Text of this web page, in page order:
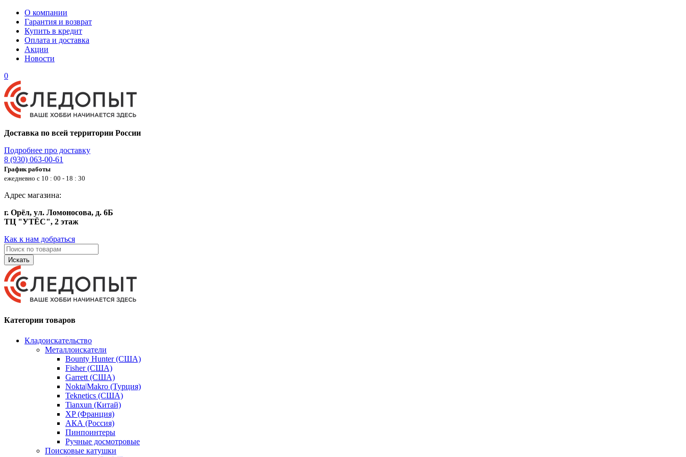
О компании
Гарантия и возврат
Купить в кредит
Оплата и доставка
Акции
Новости
0
Доставка по всей территории России
Подробнее про доставку
8 (930) 063-00-61
График работы
ежедневно с 10 : 00 - 18 : 30
Адрес магазина:
г. Орёл, ул. Ломоносова, д. 6Б
ТЦ "УТЁС", 2 этаж
Как к нам добраться
Искать
Категории товаров
Кладоискательство
Металлоискатели
Bounty Hunter (США)
Fisher (США)
Garrett (США)
Nokta|Makro (Турция)
Teknetics (США)
Tianxun (Китай)
XP (Франция)
АКА (Россия)
Пинпоинтеры
Ручные досмотровые
Поисковые катушки